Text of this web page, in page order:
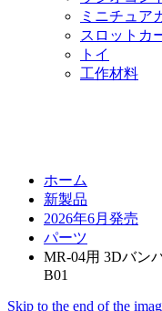
ミニチュア
スロットカ
トイ
工作材料
ホーム
新製品
2026年6月発売
パーツ
MR-04用 3Dバン
B01
Skip to the end of the